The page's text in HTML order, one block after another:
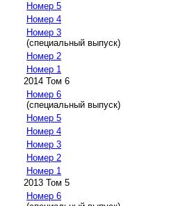
Номер 5
Номер 4
Номер 3
(специальный выпуск)
Номер 2
Номер 1
2014 Том 6
Номер 6
(специальный выпуск)
Номер 5
Номер 4
Номер 3
Номер 2
Номер 1
2013 Том 5
Номер 6